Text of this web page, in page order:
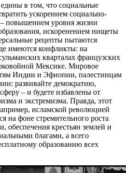
в том, что социальные
ускорением социально-
– повышением уровня жизни
искоренением нищеты
рецепты пытаются
имеются конфликты: на
кварталах французских
Мексике. Мировое
Индии и Эфиопии, палестинцам
развивайте демократию,
– и будете избавлены от
и экстремизма. Правда, этот
исламской революцией
на фоне стремительного роста
обеспечения крестьян землей и
благами, а всего
образованию всех